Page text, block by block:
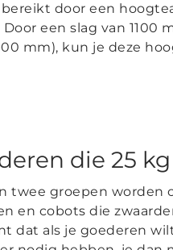
door een
een slag van 1100
mm), kun je deze
die 25
twee groepen worden
en cobots die
dat als je goederen